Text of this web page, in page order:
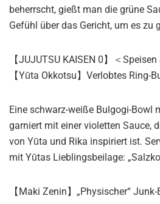
beherrscht, gießt man die grüne
Gefühl über das Gericht, um es zu
【JUJUTSU KAISEN 0】＜Speisen
【Yūta Okkotsu】Verlobtes Ring-
Eine schwarz-weiße Bulgogi-Bowl
garniert mit einer violetten Sauce,
von Yūta und Rika inspiriert ist.
mit Yūtas Lieblingsbeilage:
【Maki Zenin】„Physischer“